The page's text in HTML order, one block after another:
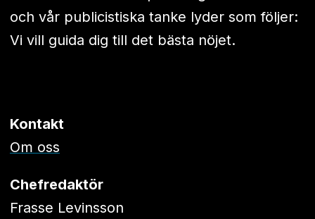
och vår publicistiska tanke lyder som följer:
Vi vill guida dig till det bästa nöjet.
Kontakt
Om oss
Chefredaktör
Frasse Levinsson